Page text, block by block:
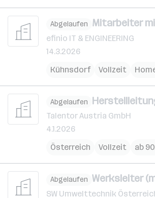
Abgelaufen Mitarbeiter
efinio IT & ENGINEERING
14.3.2026
Kühnsdorf
Vollzeit
Abgelaufen
Talentor Austria GmbH
4.1.2026
Österreich
Vollzeit ab
Abgelaufen Werksleiter
SW Umwelttechnik